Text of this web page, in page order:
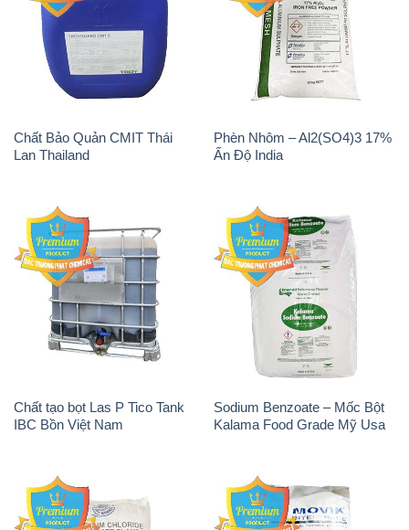
Chất Bảo Quản CMIT Thái
Lan Thailand
Phèn Nhôm – Al2(SO4)3 17%
Ấn Độ India
Chất tạo bọt Las P Tico Tank
IBC Bồn Việt Nam
Sodium Benzoate – Mốc Bột
Kalama Food Grade Mỹ Usa